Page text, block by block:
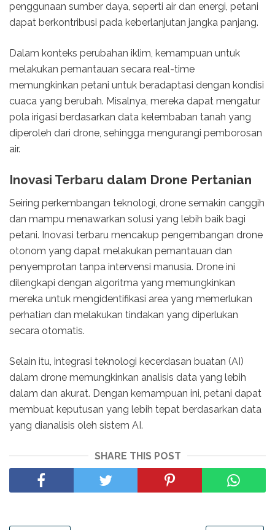
penggunaan sumber daya, seperti air dan energi, petani
dapat berkontribusi pada keberlanjutan jangka panjang.
Dalam konteks perubahan iklim, kemampuan untuk
melakukan pemantauan secara real-time
memungkinkan petani untuk beradaptasi dengan kondisi
cuaca yang berubah. Misalnya, mereka dapat mengatur
pola irigasi berdasarkan data kelembaban tanah yang
diperoleh dari drone, sehingga mengurangi pemborosan
air.
Inovasi Terbaru dalam Drone Pertanian
Seiring perkembangan teknologi, drone semakin canggih
dan mampu menawarkan solusi yang lebih baik bagi
petani. Inovasi terbaru mencakup pengembangan drone
otonom yang dapat melakukan pemantauan dan
penyemprotan tanpa intervensi manusia. Drone ini
dilengkapi dengan algoritma yang memungkinkan
mereka untuk mengidentifikasi area yang memerlukan
perhatian dan melakukan tindakan yang diperlukan
secara otomatis.
Selain itu, integrasi teknologi kecerdasan buatan (AI)
dalam drone memungkinkan analisis data yang lebih
dalam dan akurat. Dengan kemampuan ini, petani dapat
membuat keputusan yang lebih tepat berdasarkan data
yang dianalisis oleh sistem AI.
SHARE THIS POST